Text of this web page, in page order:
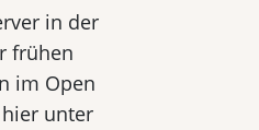
in der
frühen
im Open
unter